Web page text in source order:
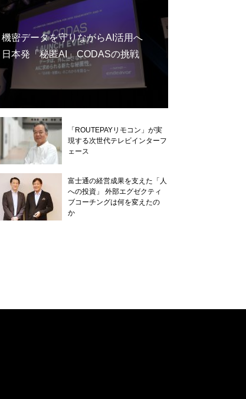
機密データを守りながらAI活用へ
日本発「秘匿AI」CODASの挑戦
「ROUTEPAYリモコン」が実
現する次世代テレビインターフ
ェース
富士通の経営成果を支えた「人
への投資」 外部エグゼクティ
ブコーチングは何を変えたの
か